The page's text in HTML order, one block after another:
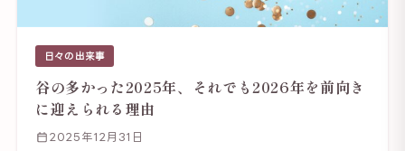
日々の出来事
谷の多かった2025年、それでも2026年を前向き
に迎えられる理由
2025年12月31日